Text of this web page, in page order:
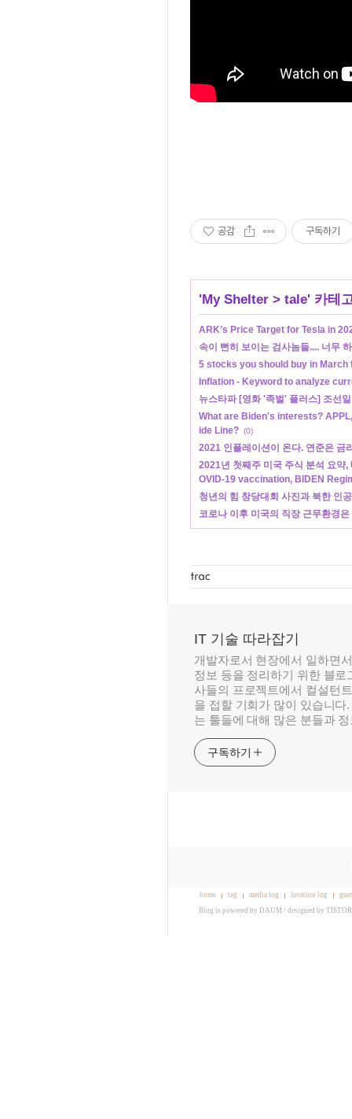
공감 구독하기
'My Shelter > tale' 카테
ARK’s Price Target for Tesla in
속이 뻔히 보이는 검사놈들.... 너무
5 stocks you should buy in March
Inflation - Keyword to analyze
뉴스타파 [영화 '족벌' 플러스] 조선
What are Biden's interests?
ide Line? (0)
2021 인플레이션이 온다. 연준은 금
2021년 첫째주 미국 주식 분석 요
OVID-19 vaccination, BIDEN
청년의 힘 창당대회 사진과 북한 인
코로나 이후 미국의 직장 근무환경
IT 기술 따라잡기
개발자로서 현장에서 일하면
정보 등을 정리하기 위한 블
사들의 프로젝트에서 컬설턴
을 접할 기회가 많이 있습니
는 툴들에 대해 많은 분들과
구독하기
home tag media log location log
Blog is powered by DAUM / designed by